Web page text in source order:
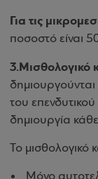
Για τις
ποσοστό είναι
3.Μισθολογικό
του
δημιουργία
Το μισθολογικό